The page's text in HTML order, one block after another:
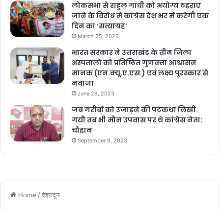
F
a
c
e
b
o
k
X
W
h
at
s
A
p
G
m
ai
l
C
o
p
y
Li
k
h
ar
e
लोकसभा से राहुल गांधी को अयोग्य ठहराए
जाने के विरोध में कांग्रेस देश भर में करेगी एक
दिन का ‘सत्याग्रह’
March 25, 2023
भारत सरकार ने उत्तराखंड के तीन जिला
अस्पतालो को प्रतिष्ठित गुणवत्ता आश्वासन
मानक (एन.क्यू.ए.एस.) एवं लक्ष्य पुरस्कार से
नवाजा
June 28, 2023
जब गरीबों को उजाड़ने की पटकथा लिखी
गयी तब भी मौन उपवास पर थे कांग्रेस नेता:
चौहान
September 9, 2023